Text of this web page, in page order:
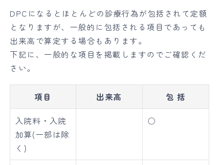
DPCになるとほとんどの診療行為が包括されて定額
となりますが、一般的に包括される項目であっても
出来高で算定する場合もあります。
下記に、一般的な項目を掲載しますのでご確認くだ
さい。
項目 出来高 包 括
入院料・入院
加算(一部は除
く)
○